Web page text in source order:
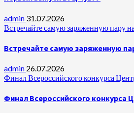
admin 31.07.2026
Встречайте самую заряженную
Встречайте самую заряженную
admin 26.07.2026
Финал Всероссийского конкурса
Финал Всероссийского конкурса